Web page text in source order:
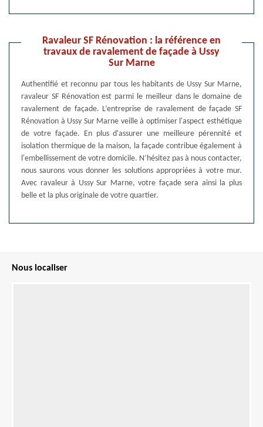
Ravaleur SF Rénovation : la référence en
travaux de ravalement de façade à Ussy
Sur Marne
Authentifié et reconnu par tous les habitants de Ussy Sur Marne,
ravaleur SF Rénovation est parmi le meilleur dans le domaine de
ravalement de façade. L’entreprise de ravalement de façade SF
Rénovation à Ussy Sur Marne veille à optimiser l'aspect esthétique
de votre façade. En plus d'assurer une meilleure pérennité et
isolation thermique de la maison, la façade contribue également à
l'embellissement de votre domicile. N’hésitez pas à nous contacter,
nous saurons vous donner les solutions appropriées à votre mur.
Avec ravaleur à Ussy Sur Marne, votre façade sera ainsi la plus
belle et la plus originale de votre quartier.
Nous localiser